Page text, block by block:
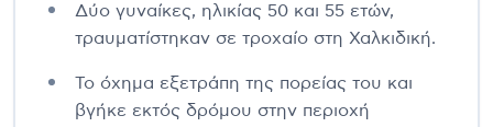
Δύο γυναίκες, ηλικίας 50 και 55 ετών,
τραυματίστηκαν σε τροχαίο στη Χαλκιδική.
Το όχημα εξετράπη της πορείας του και
βγήκε εκτός δρόμου στην περιοχή